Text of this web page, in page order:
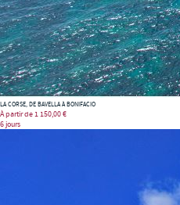
LA CORSE, DE BAVELLA À BONIFACIO
À partir de1 150,00 €
6 jours